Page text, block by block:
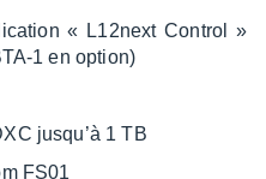
« L12next Control »
1 en option)
jusqu’à 1 TB
FS01